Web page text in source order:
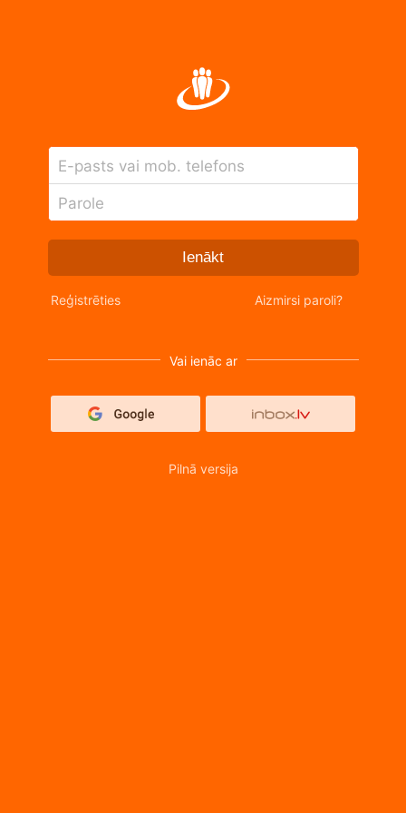
E-pasts vai mob. telefons
Parole
Ienākt
Reģistrēties Aizmirsi paroli?
Vai ienāc ar
Pilnā versija